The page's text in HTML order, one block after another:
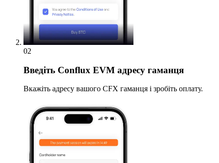
02
Введіть Conflux EVM адресу гаманця
Вкажіть адресу вашого CFX гаманця і зробіть оплату.